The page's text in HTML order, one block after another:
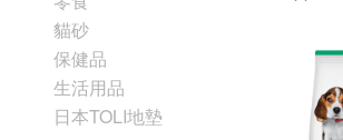
貓砂
保健品
生活用品
日本TOLI地墊